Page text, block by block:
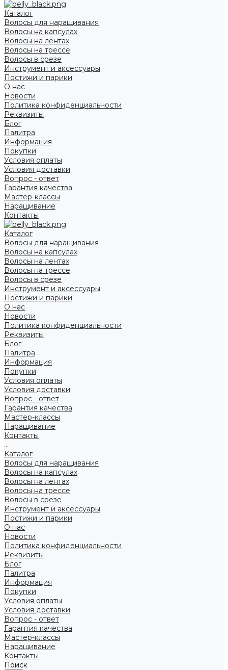
Каталог
Волосы для наращивания
Волосы на капсулах
Волосы на лентах
Волосы на трессе
Волосы в срезе
Инструмент и аксессуары
Постижи и парики
О нас
Новости
Политика конфиденциальности
Реквизиты
Блог
Палитра
Информация
Покупки
Условия оплаты
Условия доставки
Вопрос - ответ
Гарантия качества
Мастер-классы
Наращивание
Контакты
Каталог
Волосы для наращивания
Волосы на капсулах
Волосы на лентах
Волосы на трессе
Волосы в срезе
Инструмент и аксессуары
Постижи и парики
О нас
Новости
Политика конфиденциальности
Реквизиты
Блог
Палитра
Информация
Покупки
Условия оплаты
Условия доставки
Вопрос - ответ
Гарантия качества
Мастер-классы
Наращивание
Контакты
...
Каталог
Волосы для наращивания
Волосы на капсулах
Волосы на лентах
Волосы на трессе
Волосы в срезе
Инструмент и аксессуары
Постижи и парики
О нас
Новости
Политика конфиденциальности
Реквизиты
Блог
Палитра
Информация
Покупки
Условия оплаты
Условия доставки
Вопрос - ответ
Гарантия качества
Мастер-классы
Наращивание
Контакты
Поиск